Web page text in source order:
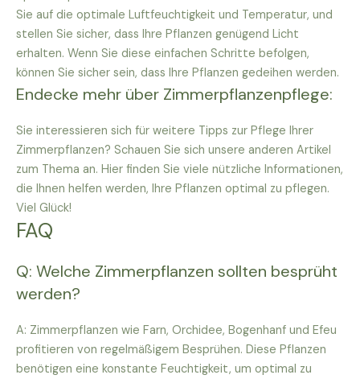
Sie auf die optimale Luftfeuchtigkeit und Temperatur, und
stellen Sie sicher, dass Ihre Pflanzen genügend Licht
erhalten. Wenn Sie diese einfachen Schritte befolgen,
können Sie sicher sein, dass Ihre Pflanzen gedeihen werden.
Endecke mehr über Zimmerpflanzenpflege:
Sie interessieren sich für weitere Tipps zur Pflege Ihrer
Zimmerpflanzen? Schauen Sie sich unsere anderen Artikel
zum Thema an. Hier finden Sie viele nützliche Informationen,
die Ihnen helfen werden, Ihre Pflanzen optimal zu pflegen.
Viel Glück!
FAQ
Q: Welche Zimmerpflanzen sollten besprüht
werden?
A: Zimmerpflanzen wie Farn, Orchidee, Bogenhanf und Efeu
profitieren von regelmäßigem Besprühen. Diese Pflanzen
benötigen eine konstante Feuchtigkeit, um optimal zu